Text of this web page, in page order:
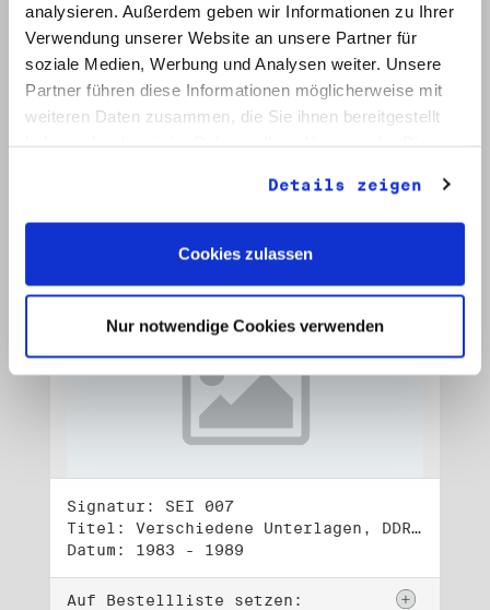
analysieren. Außerdem geben wir Informationen zu Ihrer
Verwendung unserer Website an unsere Partner für
soziale Medien, Werbung und Analysen weiter. Unsere
Partner führen diese Informationen möglicherweise mit
weiteren Daten zusammen, die Sie ihnen bereitgestellt
Details zeigen
Cookies zulassen
Nur notwendige Cookies verwenden
Signatur: SEI 006
Signatur: SEI 007
Titel: Verschiedene Unterlagen, DDR-Opposition
Datum: 1983 - 1989
Auf Bestellliste setzen: